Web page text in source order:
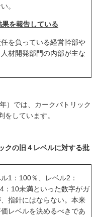
。
を報告している
を負っている経営幹部や
材開発部門の内部が主な
）では、カークパトリック
しています。
クの旧４レベルに対する批
1：100％、レベル2：
：10未満といった数字がガ
指針にはならない。本来
レベルを決めるべきであ